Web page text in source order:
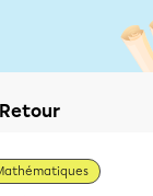
Retour